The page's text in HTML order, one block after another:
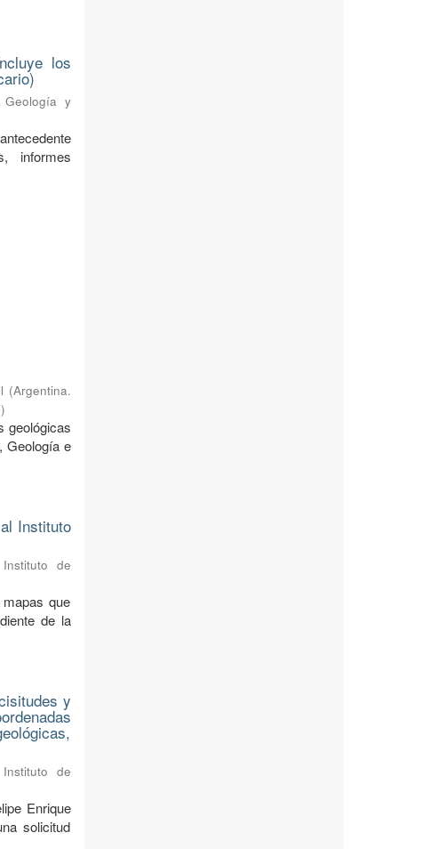
los
Geología y
informes
(Argentina.
)
geológicas
Geología e
Instituto
de
que
de la
y
de
Enrique
solicitud